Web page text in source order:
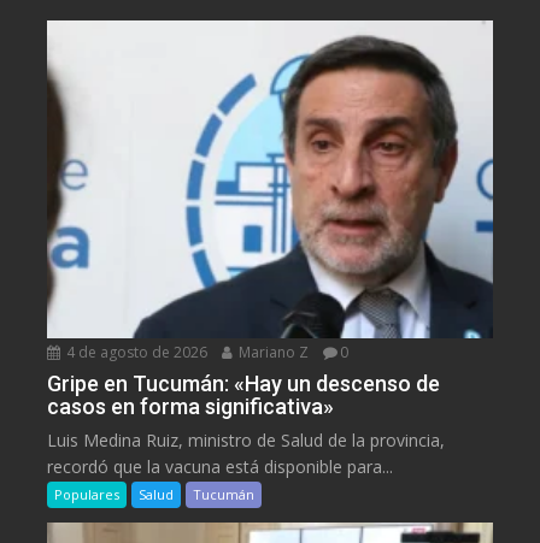
4 de agosto de 2026 Mariano Z 0
Gripe en Tucumán: «Hay un descenso de
casos en forma significativa»
Luis Medina Ruiz, ministro de Salud de la provincia,
recordó que la vacuna está disponible para...
Populares Salud Tucumán